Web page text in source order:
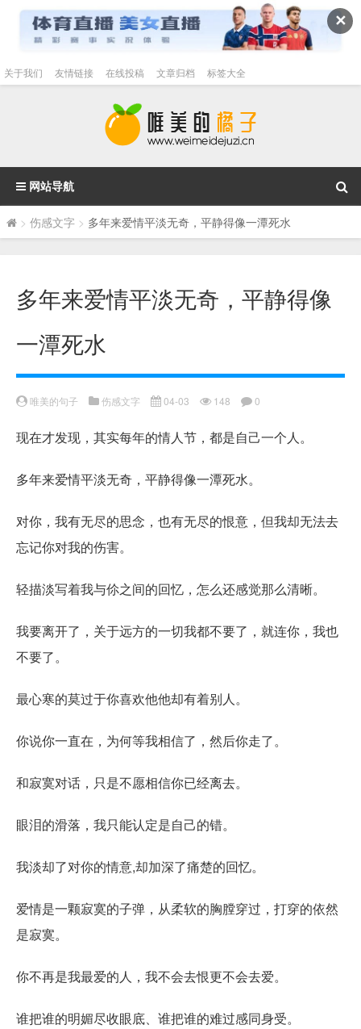
✕
关于我们 友情链接 在线投稿 文章归档 标签大全
网站导航
> 伤感文字 > 多年来爱情平淡无奇，平静得像一潭死水
多年来爱情平淡无奇，平静得像
一潭死水
唯美的句子 伤感文字 04-03 148 0
现在才发现，其实每年的情人节，都是自己一个人。
多年来爱情平淡无奇，平静得像一潭死水。
对你，我有无尽的思念，也有无尽的恨意，但我却无法去
忘记你对我的伤害。
轻描淡写着我与伱之间的回忆，怎么还感觉那么清晰。
我要离开了，关于远方的一切我都不要了，就连你，我也
不要了。
最心寒的莫过于你喜欢他他却有着别人。
你说你一直在，为何等我相信了，然后你走了。
和寂寞对话，只是不愿相信你已经离去。
眼泪的滑落，我只能认定是自己的错。
我淡却了对你的情意,却加深了痛楚的回忆。
爱情是一颗寂寞的子弹，从柔软的胸膛穿过，打穿的依然
是寂寞。
你不再是我最爱的人，我不会去恨更不会去爱。
谁把谁的明媚尽收眼底、谁把谁的难过感同身受。